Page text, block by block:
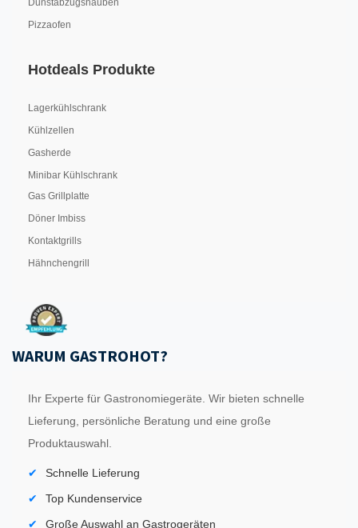
Dunstabzugshauben
Pizzaofen
Hotdeals Produkte
Lagerkühlschrank
Kühlzellen
Gasherde
Minibar Kühlschrank
Gas Grillplatte
Döner Imbiss
Kontaktgrills
Hähnchengrill
WARUM GASTROHOT?
Ihr Experte für Gastronomiegeräte. Wir bieten schnelle
Lieferung, persönliche Beratung und eine große
Produktauswahl.
Schnelle Lieferung
Top Kundenservice
Große Auswahl an Gastrogeräten